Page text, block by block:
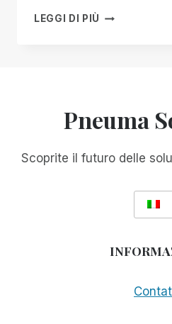
LEGGI DI PIÙ IPOD
NON
Pneuma
Scoprite il futuro delle